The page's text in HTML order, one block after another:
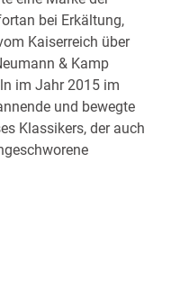
bei Erkältung,
Kaiserreich über
& Kamp
im Jahr 2015 im
und bewegte
Klassikers, der auch